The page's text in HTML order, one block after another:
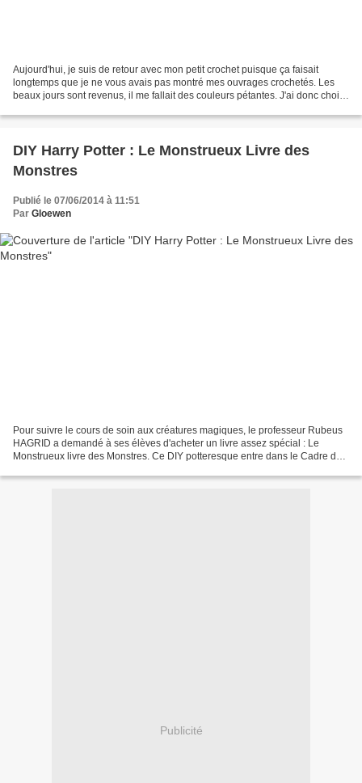
Aujourd'hui, je suis de retour avec mon petit crochet puisque ça faisait
longtemps que je ne vous avais pas montré mes ouvrages crochetés. Les
beaux jours sont revenus, il me fallait des couleurs pétantes. J'ai donc choisi
DIY Harry Potter : Le Monstrueux Livre des
Monstres
Publié le 07/06/2014 à 11:51
Par Gloewen
Pour suivre le cours de soin aux créatures magiques, le professeur Rubeus
HAGRID a demandé à ses élèves d'acheter un livre assez spécial : Le
Monstrueux livre des Monstres. Ce DIY potteresque entre dans le Cadre du
Publicité